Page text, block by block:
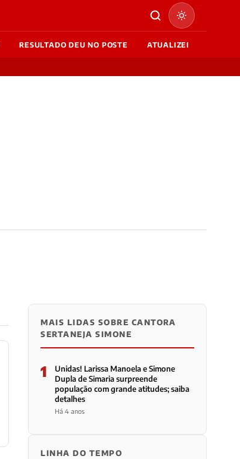
RESULTADO DEU NO POSTE ATUALIZEI
MAIS LIDAS SOBRE CANTORA
SERTANEJA SIMONE
1
Unidas! Larissa Manoela e Simone
Dupla de Simaria surpreende
população com grande atitudes; saiba
detalhes
Há 4 anos
LINHA DO TEMPO